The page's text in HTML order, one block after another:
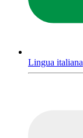
Lingua italiana